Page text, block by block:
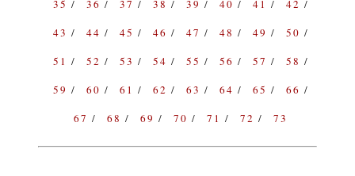
35
36 37 38 39 40 41
42
43
44 45 46 47 48 49
50
51
52 53 54 55 56 57
58
59
60 61 62 63 64 65
66
67
68 69 70 71 72 73